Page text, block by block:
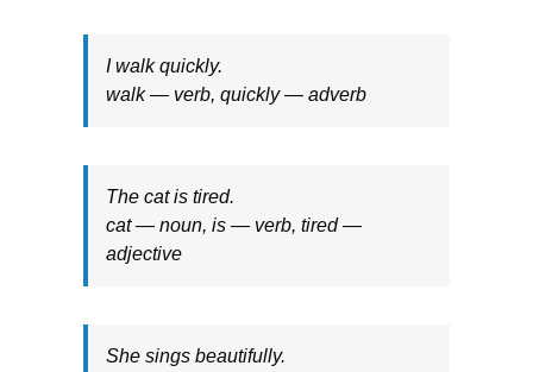
I walk quickly.
walk — verb, quickly — adverb
The cat is tired.
cat — noun, is — verb, tired —
adjective
She sings beautifully.